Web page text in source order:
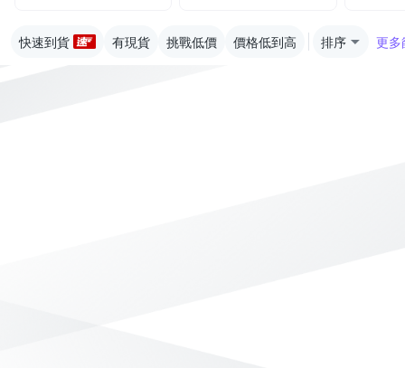
快速到貨 有現貨 挑戰低價 價格低到高 排序 更多